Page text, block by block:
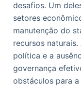
desafios. Um
setores
manutenção do
recursos
política e a
governança
obstáculos para